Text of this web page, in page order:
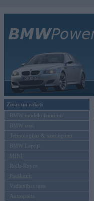
Ziņas un raksti
BMW modeļu jaunumi
BMW testi
Tehnoloģijas & sasniegumi
BMW Latvijā
MINI
Rolls-Royce
Pasākumi
Vadāmības tests
Autosports